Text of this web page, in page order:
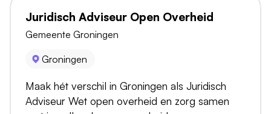
Juridisch Adviseur Open Overheid
Gemeente Groningen
Groningen
Maak hét verschil in Groningen als Juridisch
Adviseur Wet open overheid en zorg samen